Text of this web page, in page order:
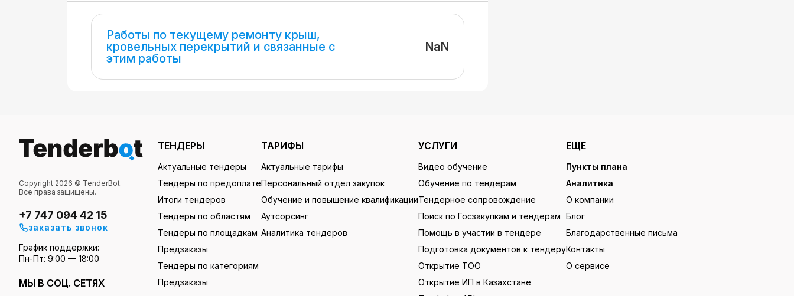
Работы по текущему ремонту крыш,
кровельных перекрытий и связанные с
этим работы
NaN
Copyright 2026 © TenderBot.
Все права защищены.
+7 747 094 42 15
заказать звонок
График поддержки:
Пн-Пт: 9:00 — 18:00
МЫ В СОЦ. СЕТЯХ
ТЕНДЕРЫ
Актуальные тендеры
Тендеры по предоплате
Итоги тендеров
Тендеры по областям
Тендеры по площадкам
Предзаказы
Тендеры по категориям
Предзаказы
ТАРИФЫ
Актуальные тарифы
Персональный отдел закупок
Обучение и повышение квалификации
Аутсорсинг
Аналитика тендеров
УСЛУГИ
Видео обучение
Обучение по тендерам
Тендерное сопровождение
Поиск по Госзакупкам и тендерам
Помощь в участии в тендере
Подготовка документов к тендеру
Открытие ТОО
Открытие ИП в Казахстане
ЕЩЕ
Пункты плана
Аналитика
О компании
Блог
Благодарственные письма
Контакты
О сервисе